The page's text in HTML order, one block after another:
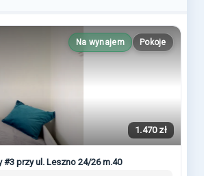
Na wynajem Pokoje
1.470 zł
przy ul. Leszno 24/26 m.40